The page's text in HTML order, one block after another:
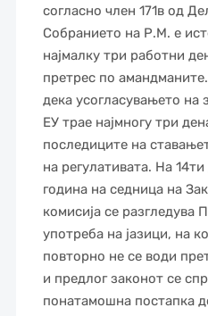
согласно член 171в од
Собранието на Р.М. е
најмалку три работни
претрес по
дека усогласувањето на
ЕУ трае најмногу три
последиците на
на регулативата. На
година на седница на
комисија се разгледува
употреба на јазици, на
повторно не се води
и предлог законот се
понатамошна постапка